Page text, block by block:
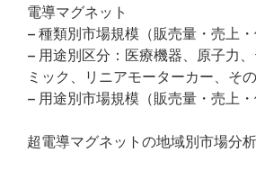
電導マグネット
– 種類別市場規模（販売量・売上・
– 用途別区分：医療機器、原子力
ミック、リニアモーターカー、そ
– 用途別市場規模（販売量・売上・
超電導マグネットの地域別市場分析